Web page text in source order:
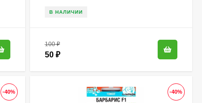
В НАЛИЧИИ
100₽
50 ₽
-40% -40%